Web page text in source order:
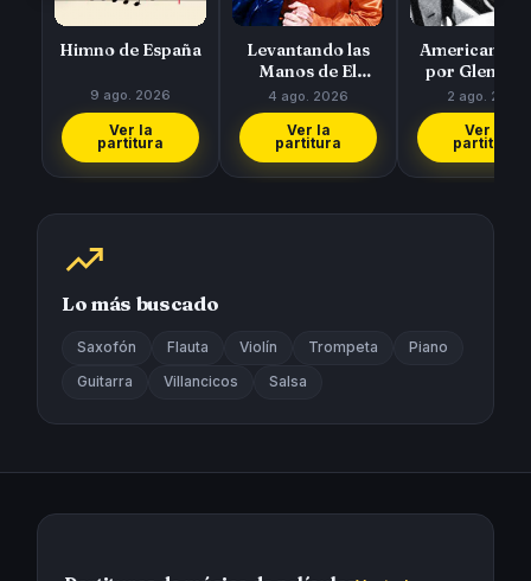
Himno de España
9 ago. 2026
Ver la
partitura
Levantando las
Manos de El
Símbolo
4 ago. 2026
Ver la
partitura
American
por Glen
2 ago. 2026
Ver la
partitura
Lo más buscado
Saxofón Flauta Violín Trompeta Piano
Guitarra Villancicos Salsa